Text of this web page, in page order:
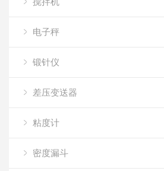
电子秤
锻针仪
差压变送器
粘度计
密度漏斗